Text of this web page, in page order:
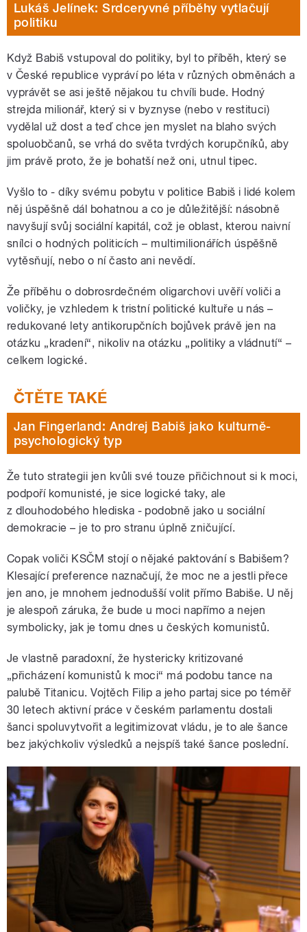
Lukáš Jelínek: Srdceryvné příběhy vytlačují
politiku
Když Babiš vstupoval do politiky, byl to příběh, který se
v České republice vypráví po léta v různých obměnách a
vyprávět se asi ještě nějakou tu chvíli bude. Hodný
strejda milionář, který si v byznyse (nebo v restituci)
vydělal už dost a teď chce jen myslet na blaho svých
spoluobčanů, se vrhá do světa tvrdých korupčníků, aby
jim právě proto, že je bohatší než oni, utnul tipec.
Vyšlo to - díky svému pobytu v politice Babiš i lidé kolem
něj úspěšně dál bohatnou a co je důležitější: násobně
navyšují svůj sociální kapitál, což je oblast, kterou naivní
snílci o hodných politicích – multimilionářích úspěšně
vytěsňují, nebo o ní často ani nevědí.
Že příběhu o dobrosrdečném oligarchovi uvěří voliči a
voličky, je vzhledem k tristní politické kultuře u nás –
redukované lety antikorupčních bojůvek právě jen na
otázku „kradení“, nikoliv na otázku „politiky a vládnutí“ –
celkem logické.
Jan Fingerland: Andrej Babiš jako kulturně-
psychologický typ
Že tuto strategii jen kvůli své touze přičichnout si k moci,
podpoří komunisté, je sice logické taky, ale
z dlouhodobého hlediska - podobně jako u sociální
demokracie – je to pro stranu úplně zničující.
Copak voliči KSČM stojí o nějaké paktování s Babišem?
Klesající preference naznačují, že moc ne a jestli přece
jen ano, je mnohem jednodušší volit přímo Babiše. U něj
je alespoň záruka, že bude u moci napřímo a nejen
symbolicky, jak je tomu dnes u českých komunistů.
Je vlastně paradoxní, že hystericky kritizované
„přicházení komunistů k moci“ má podobu tance na
palubě Titanicu. Vojtěch Filip a jeho partaj sice po téměř
30 letech aktivní práce v českém parlamentu dostali
šanci spoluvytvořit a legitimizovat vládu, je to ale šance
bez jakýchkoliv výsledků a nejspíš také šance poslední.